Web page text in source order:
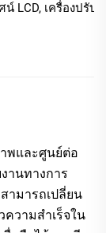
LCD, เครื่องปรับ
พและศูนย์ต่อ
านทางการ
ามารถเปลี่ยน
ความสำเร็จใน